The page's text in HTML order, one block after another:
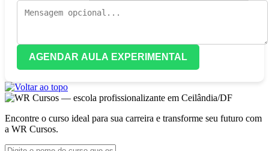
AGENDAR AULA EXPERIMENTAL
Encontre o curso ideal para sua carreira e transforme seu futuro com
a WR Cursos.